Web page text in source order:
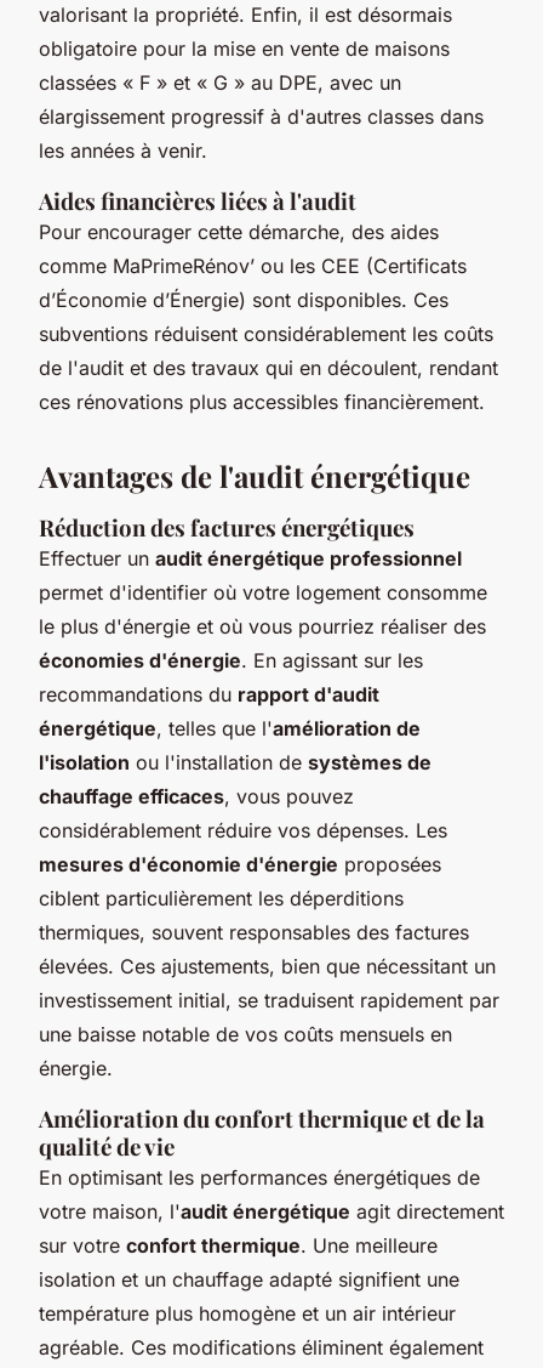
valorisant la propriété. Enfin, il est désormais
obligatoire pour la mise en vente de maisons
classées « F » et « G » au DPE, avec un
élargissement progressif à d'autres classes dans
les années à venir.
Aides financières liées à l'audit
Pour encourager cette démarche, des aides
comme MaPrimeRénov’ ou les CEE (Certificats
d’Économie d’Énergie) sont disponibles. Ces
subventions réduisent considérablement les coûts
de l'audit et des travaux qui en découlent, rendant
ces rénovations plus accessibles financièrement.
Avantages de l'audit énergétique
Réduction des factures énergétiques
Effectuer un audit énergétique professionnel
permet d'identifier où votre logement consomme
le plus d'énergie et où vous pourriez réaliser des
économies d'énergie. En agissant sur les
recommandations du rapport d'audit
énergétique, telles que l'amélioration de
l'isolation ou l'installation de systèmes de
chauffage efficaces, vous pouvez
considérablement réduire vos dépenses. Les
mesures d'économie d'énergie proposées
ciblent particulièrement les déperditions
thermiques, souvent responsables des factures
élevées. Ces ajustements, bien que nécessitant un
investissement initial, se traduisent rapidement par
une baisse notable de vos coûts mensuels en
énergie.
Amélioration du confort thermique et de la
qualité de vie
En optimisant les performances énergétiques de
votre maison, l'audit énergétique agit directement
sur votre confort thermique. Une meilleure
isolation et un chauffage adapté signifient une
température plus homogène et un air intérieur
agréable. Ces modifications éliminent également